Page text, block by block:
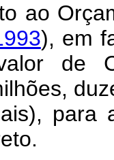
ao
), em
de
para